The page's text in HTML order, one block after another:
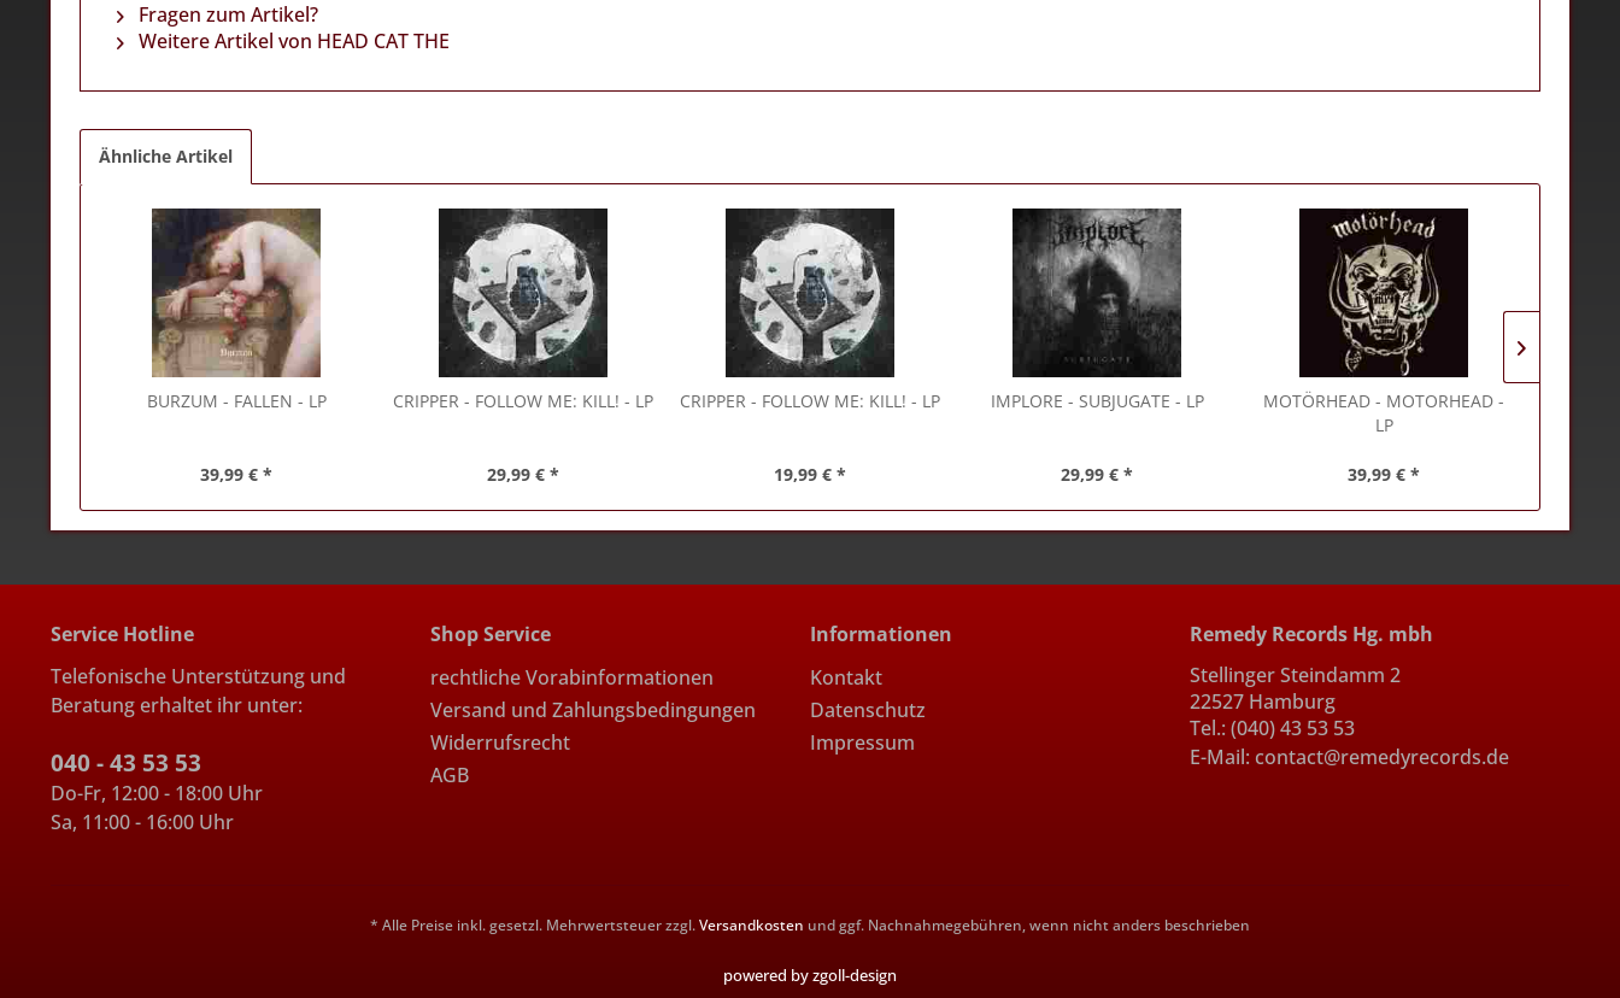
Fragen zum Artikel?
Weitere Artikel von HEAD CAT THE
Ähnliche Artikel
BURZUM - FALLEN - LP
39,99 € *
CRIPPER - FOLLOW ME: KILL! - LP
29,99 € *
CRIPPER - FOLLOW ME: KILL! - LP
19,99 € *
IMPLORE - SUBJUGATE - LP
29,99 € *
MOTÖRHEAD - MOTORHEAD -
LP
39,99 € *
Service Hotline
Telefonische Unterstützung und
Beratung erhaltet ihr unter:
040 - 43 53 53
Do-Fr, 12:00 - 18:00 Uhr
Sa, 11:00 - 16:00 Uhr
Shop Service
rechtliche Vorabinformationen
Versand und Zahlungsbedingungen
Widerrufsrecht
AGB
Informationen
Kontakt
Datenschutz
Impressum
Remedy Records Hg. mbh
Stellinger Steindamm 2
22527 Hamburg
Tel.: (040) 43 53 53
E-Mail: contact@remedyrecords.de
* Alle Preise inkl. gesetzl. Mehrwertsteuer zzgl.Versandkosten und ggf. Nachnahmegebühren, wenn nicht anders beschrieben
powered by zgoll-design